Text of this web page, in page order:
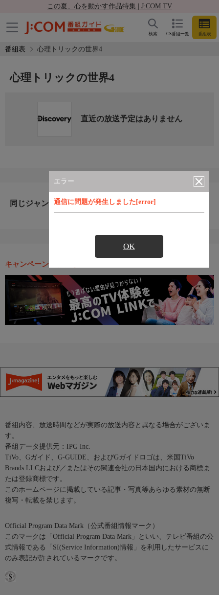
この夏、心を動かす作品特集 | J:COM TV
CS番組一覧 番組表
検索
番組表 心理トリックの世界4
エラー
通信に問題が発生しました[error]
OK
心理トリックの世界4
直近の放送予定はありません
同じジャンルのおすすめ番組
キャンペーン・お得な情報
番組内容、放送時間などが実際の放送内容と異なる場合がございま
す。
番組データ提供元：IPG Inc.
TiVo、Gガイド、G-GUIDE、およびGガイドロゴは、米国TiVo
Brands LLCおよび／またはその関連会社の日本国内における商標ま
たは登録商標です。
このホームページに掲載している記事・写真等あらゆる素材の無断
複写・転載を禁じます。
Official Program Data Mark（公式番組情報マーク）
このマークは「Official Program Data Mark」といい、テレビ番組の公
式情報である「SI(Service Information)情報」を利用したサービスに
のみ表記が許されているマークです。